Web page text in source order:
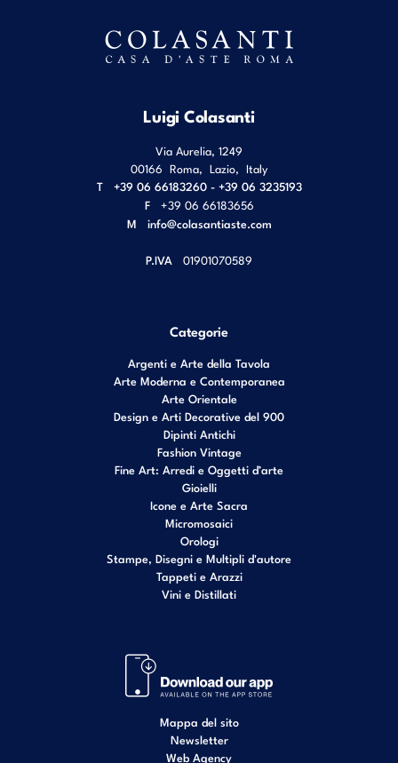
Luigi Colasanti
Via Aurelia, 1249
00166 Roma Lazio Italy
T
+39 06 66183260 - +39 06 3235193
F
+39 06 66183656
M info@colasantiaste.com
P.IVA 01901070589
Categorie
Argenti e Arte della Tavola
Arte Moderna e Contemporanea
Arte Orientale
Design e Arti Decorative del 900
Dipinti Antichi
Fashion Vintage
Fine Art: Arredi e Oggetti d’arte
Gioielli
Icone e Arte Sacra
Micromosaici
Orologi
Stampe, Disegni e Multipli d'autore
Tappeti e Arazzi
Vini e Distillati
Mappa del sito
Newsletter
Web Agency